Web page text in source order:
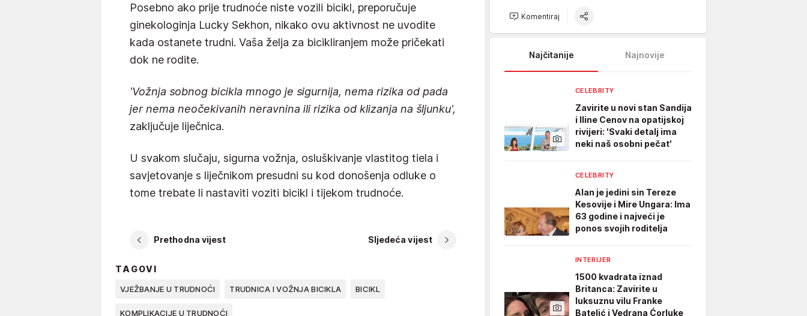
Posebno ako prije trudnoće niste vozili bicikl, preporučuje
ginekologinja Lucky Sekhon, nikako ovu aktivnost ne uvodite
kada ostanete trudni. Vaša želja za bicikliranjem može pričekati
dok ne rodite.
'Vožnja sobnog bicikla mnogo je sigurnija, nema rizika od pada
jer nema neočekivanih neravnina ili rizika od klizanja na šljunku',
zaključuje liječnica.
U svakom slučaju, sigurna vožnja, osluškivanje vlastitog tiela i
savjetovanje s liječnikom presudni su kod donošenja odluke o
tome trebate li nastaviti voziti bicikl i tijekom trudnoće.
Prethodna vijest Sljedeća vijest
TAGOVI
VJEŽBANJE U TRUDNOĆI TRUDNICA I VOŽNJA BICIKLA BICIKL
KOMPLIKACIJE U TRUDNOĆI
Komentiraj
Najčitanije Najnovije
CELEBRITY
Zavirite u novi stan Sandija
i Iline Cenov na opatijskoj
rivijeri: 'Svaki detalj ima
neki naš osobni pečat'
CELEBRITY
Alan je jedini sin Tereze
Kesovije i Mire Ungara: Ima
63 godine i najveći je
ponos svojih roditelja
INTERIJER
1500 kvadrata iznad
Britanca: Zavirite u
luksuznu vilu Franke
Batelić i Vedrana Ćorluke